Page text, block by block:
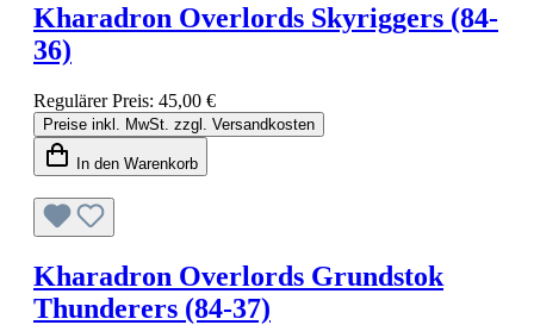
Kharadron Overlords Skyriggers (84-
36)
Regulärer Preis: 45,00 €
Preise inkl. MwSt. zzgl. Versandkosten
In den Warenkorb
Kharadron Overlords Grundstok
Thunderers (84-37)